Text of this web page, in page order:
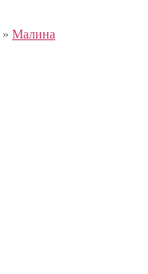
» Малина